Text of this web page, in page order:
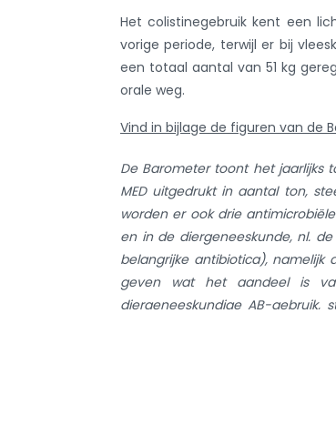
Het colistinegebruik kent een
vorige periode, terwijl er bij
een totaal aantal van 51 kg
orale weg.
Vind in bijlage de figuren van de
De Barometer toont het jaarlijks
MED uitgedrukt in aantal ton,
worden er ook drie
en in de diergeneeskunde, nl.
belangrijke antibiotica),
geven wat het aandeel is
diergeneeskundige AB-